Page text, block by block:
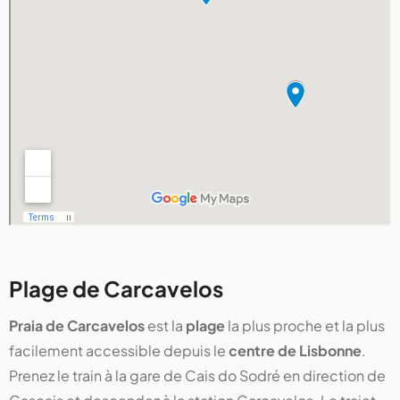
Plage de Carcavelos
Praia de Carcavelosest la plagela plus proche et la plus
facilement accessible depuis lecentre de Lisbonne.
Prenez le train à la gare de Cais do Sodré en direction de